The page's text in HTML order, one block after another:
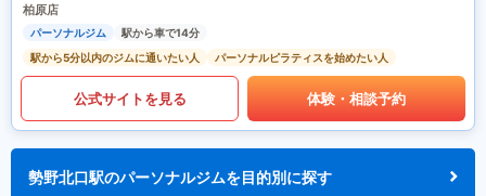
柏原店
パーソナルジム
駅から車で14分
駅から5分以内のジムに通いたい人
パーソナルピラティスを始めたい人
公式サイトを見る 体験・相談予約
勢野北口駅のパーソナルジムを目的別に探す